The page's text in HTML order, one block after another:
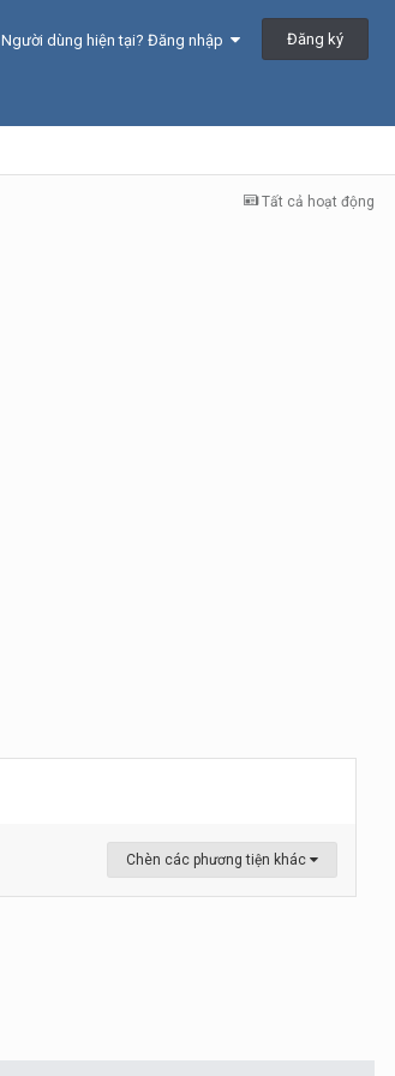
Người dùng hiện tại? Đăng nhập Đăng ký
Tất cả hoạt động
Chèn các phương tiện khác